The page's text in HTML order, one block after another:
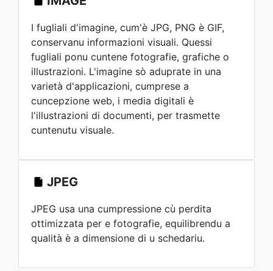
I fugliali d'imagine, cum'è JPG, PNG è GIF,
conservanu informazioni visuali. Quessi
fugliali ponu cuntene fotografie, grafiche o
illustrazioni. L'imagine sò aduprate in una
varietà d'applicazioni, cumprese a
cuncepzione web, i media digitali è
l'illustrazioni di documenti, per trasmette
cuntenutu visuale.
JPEG
JPEG usa una cumpressione cù perdita
ottimizzata per e fotografie, equilibrendu a
qualità è a dimensione di u schedariu.